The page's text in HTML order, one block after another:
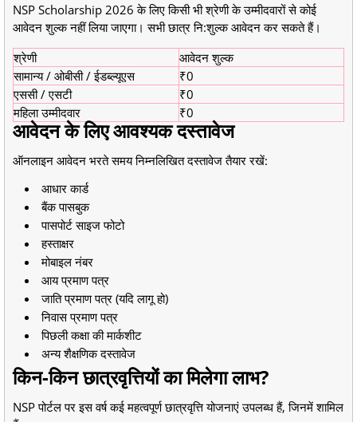
NSP Scholarship 2026 के लिए किसी भी श्रेणी के उम्मीदवारों से कोई
आवेदन शुल्क नहीं लिया जाएगा। सभी छात्र नि:शुल्क आवेदन कर सकते हैं।
श्रेणी
आवेदन शुल्क
सामान्य / ओबीसी / ईडब्ल्यूएस
₹0
एससी / एसटी
₹0
महिला उम्मीदवार
₹0
आवेदन के लिए आवश्यक दस्तावेज
ऑनलाइन आवेदन भरते समय निम्नलिखित दस्तावेज तैयार रखें:
आधार कार्ड
बैंक पासबुक
पासपोर्ट साइज फोटो
हस्ताक्षर
मोबाइल नंबर
आय प्रमाण पत्र
जाति प्रमाण पत्र (यदि लागू हो)
निवास प्रमाण पत्र
पिछली कक्षा की मार्कशीट
अन्य शैक्षणिक दस्तावेज
किन-किन छात्रवृत्तियों का मिलेगा लाभ?
NSP पोर्टल पर इस वर्ष कई महत्वपूर्ण छात्रवृत्ति योजनाएं उपलब्ध हैं, जिनमें शामिल